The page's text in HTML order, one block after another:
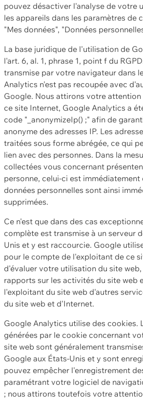
pouvez désactiver l'analyse de votre
les appareils dans les paramètres de
"Mes données", "Données
La base juridique de l'utilisation de
l'art. 6, al. 1, phrase 1, point f du
transmise par votre navigateur dans
Analytics n'est pas recoupée avec
Google. Nous attirons votre attention
ce site Internet, Google Analytics a
code "_anonymizeIp() ;" afin de
anonyme des adresses IP. Les
traitées sous forme abrégée, ce qui
lien avec des personnes. Dans la
collectées vous concernant
personne, celui-ci est immédiatement
données personnelles sont ainsi
supprimées.
Ce n'est que dans des cas
complète est transmise à un serveur
Unis et y est raccourcie. Google
pour le compte de l'exploitant de ce
d'évaluer votre utilisation du site
rapports sur les activités du site web
l'exploitant du site web d'autres
du site web et d'Internet.
Google Analytics utilise des cookies.
générées par le cookie concernant
site web sont généralement
Google aux États-Unis et y sont
pouvez empêcher l'enregistrement
paramétrant votre logiciel de
; nous attirons toutefois votre